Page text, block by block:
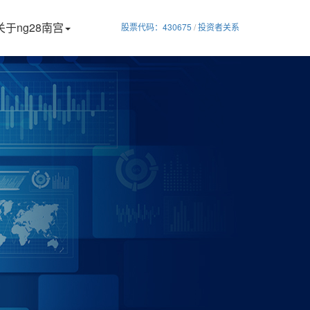
于ng28南宫 股票代码：430675 /投资者关系